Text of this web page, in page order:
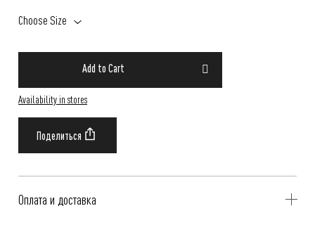
Choose Size
Add to Cart
Availability in stores
Оплата и доставка